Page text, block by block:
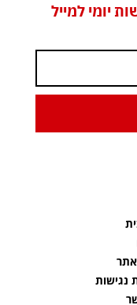
יומי למייל
אתר
נגישות